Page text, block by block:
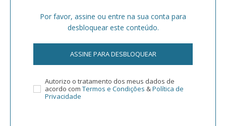
Por favor, assine ou entre na sua conta para
desbloquear este conteúdo.
ASSINE PARA DESBLOQUEAR
Autorizo o tratamento dos meus dados de
acordo com Termos e Condições &Política de
Privacidade